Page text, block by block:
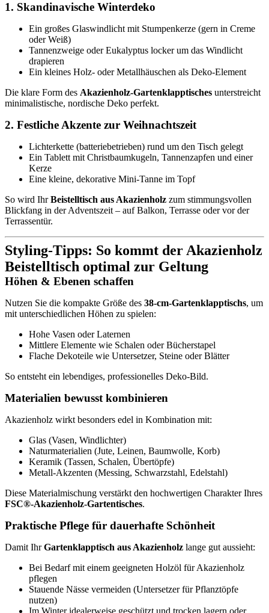
1. Skandinavische Winterdeko
Ein großes Glaswindlicht mit Stumpenkerze (gern in Creme
oder Weiß)
Tannenzweige oder Eukalyptus locker um das Windlicht
drapieren
Ein kleines Holz- oder Metallhäuschen als Deko-Element
Die klare Form des Akazienholz-Gartenklapptisches unterstreicht
minimalistische, nordische Deko perfekt.
2. Festliche Akzente zur Weihnachtszeit
Lichterkette (batteriebetrieben) rund um den Tisch gelegt
Ein Tablett mit Christbaumkugeln, Tannenzapfen und einer
Kerze
Eine kleine, dekorative Mini-Tanne im Topf
So wird IhrBeistelltisch aus Akazienholz zum stimmungsvollen
Blickfang in der Adventszeit – auf Balkon, Terrasse oder vor der
Terrassentür.
Styling-Tipps: So kommt der Akazienholz
Beistelltisch optimal zur Geltung
Höhen & Ebenen schaffen
Nutzen Sie die kompakte Größe des 38-cm-Gartenklapptischs, um
mit unterschiedlichen Höhen zu spielen:
Hohe Vasen oder Laternen
Mittlere Elemente wie Schalen oder Bücherstapel
Flache Dekoteile wie Untersetzer, Steine oder Blätter
So entsteht ein lebendiges, professionelles Deko-Bild.
Materialien bewusst kombinieren
Akazienholz wirkt besonders edel in Kombination mit:
Glas (Vasen, Windlichter)
Naturmaterialien (Jute, Leinen, Baumwolle, Korb)
Keramik (Tassen, Schalen, Übertöpfe)
Metall-Akzenten (Messing, Schwarzstahl, Edelstahl)
Diese Materialmischung verstärkt den hochwertigen Charakter Ihres
FSC®-Akazienholz-Gartentisches.
Praktische Pflege für dauerhafte Schönheit
Damit IhrGartenklapptisch aus Akazienholz lange gut aussieht:
Bei Bedarf mit einem geeigneten Holzöl für Akazienholz
pflegen
Stauende Nässe vermeiden (Untersetzer für Pflanztöpfe
nutzen)